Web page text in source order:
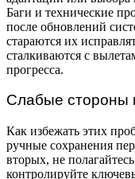
Баги и технические
после обновлений
стараются их
сталкиваются с
прогресса.
Слабые стороны
Как избежать этих
ручные сохранения
вторых, не
контролируйте